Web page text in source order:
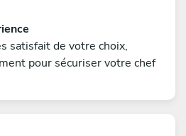
satisfait de votre choix,
pour sécuriser votre chef